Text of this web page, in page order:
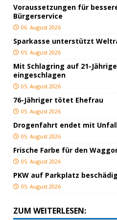
Voraussetzungen für
Bürgerservice
06. August 2026
Sparkasse unterstützt
05. August 2026
Mit Schlagring auf 21-
eingeschlagen
05. August 2026
76-Jähriger tötet Ehefrau
05. August 2026
Drogenfahrt endet mit
05. August 2026
Frische Farbe für den
05. August 2026
PKW auf Parkplatz
05. August 2026
ZUM WEITERLESEN: